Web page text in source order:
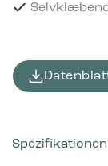
Spezifikationen